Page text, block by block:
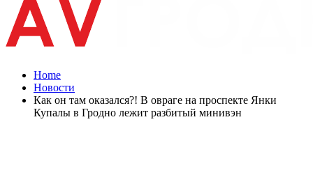
Home
Новости
Как он там оказался?! В овраге на проспекте Янки
Купалы в Гродно лежит разбитый минивэн